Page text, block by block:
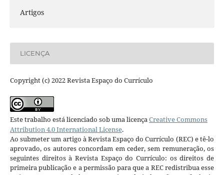
Artigos
LICENÇA
Copyright (c) 2022 Revista Espaço do Currículo
Este trabalho está licenciado sob uma licençaCreative Commons
Attribution 4.0 International License.
Ao submeter um artigo à Revista Espaço do Currículo (REC) e tê-lo
aprovado, os autores concordam em ceder, sem remuneração, os
seguintes direitos à Revista Espaço do Currículo: os direitos de
primeira publicação e a permissão para que a REC redistribua esse